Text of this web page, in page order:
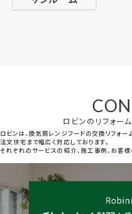
ロビンのリフォー
ロビンは、換気扇レンジフードの交換リフォー
注文住宅まで幅広く対応しております。
それぞれのサービスの紹介、施工事例、お客様